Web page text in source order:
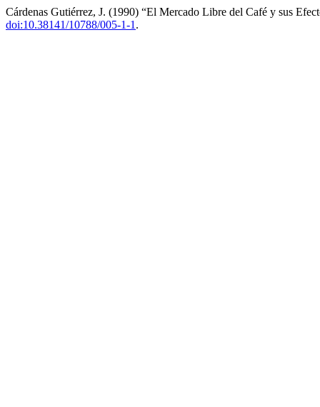
Cárdenas Gutiérrez, J. (1990) “El Mercado Libre del Café y sus
doi:10.38141/10788/005-1-1 .